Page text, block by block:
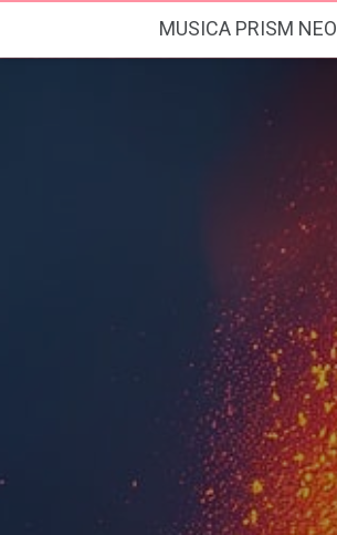
MUSICA PRISM NEO